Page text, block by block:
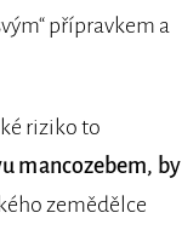
přípravkem a
riziko to
mancozebem, by
zemědělce